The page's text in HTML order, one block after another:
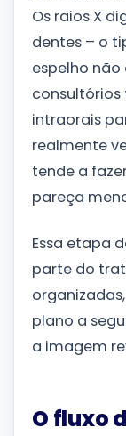
Os raios X
dentes – o
espelho não
intraorais
realmente
tende a
pareça
Essa etapa
parte do
plano a
a imagem
O fluxo